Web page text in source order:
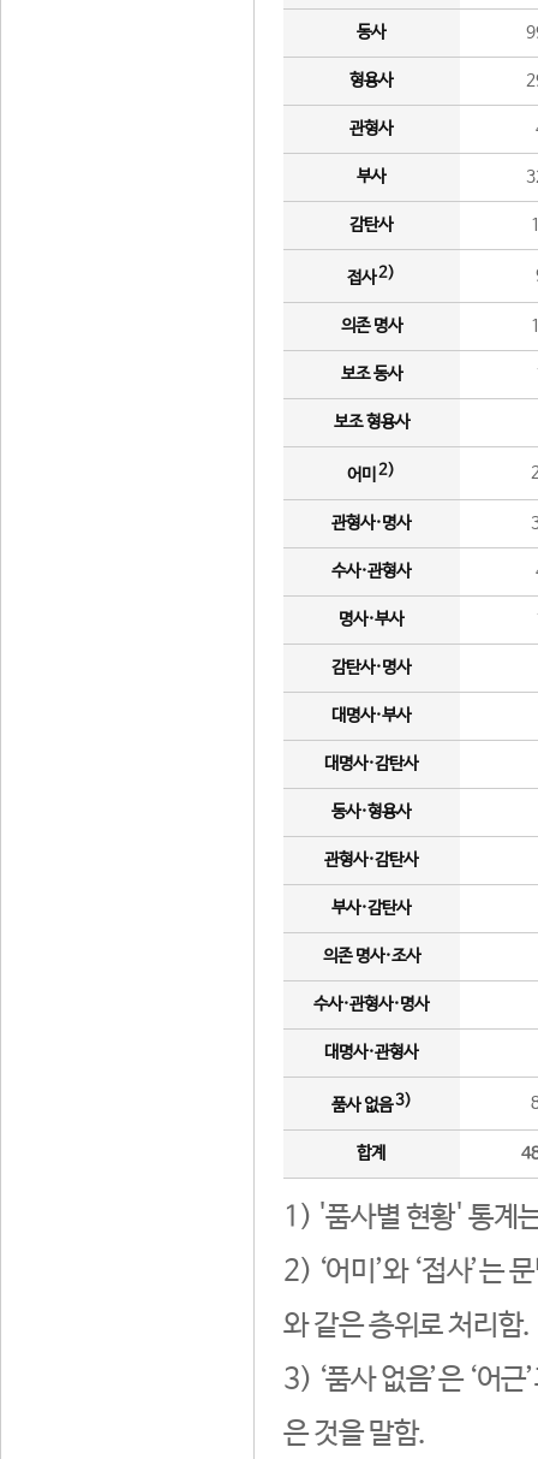
동사
형용사
관형사
부사
감탄사
접사2)
의존 명사
보조 동사
보조 형용사
어미 2)
관형사·명사
수사·관형사
명사·부사
감탄사·명사
대명사·부사
대명사·감탄사
동사·형용사
관형사·감탄사
부사·감탄사
의존 명사·조사
수사·관형사·명사
대명사·관형사
품사 없음3)
합계
1) '품사별 현황' 통계
2) ‘어미’와 ‘접사’는
와 같은 층위로 처리함.
3) ‘품사 없음’은 ‘어
은 것을 말함.